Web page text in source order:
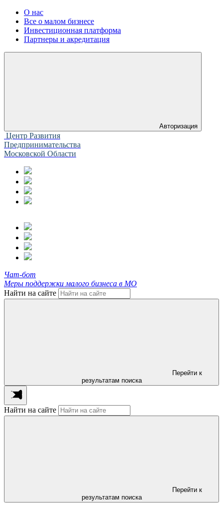
О нас
Все о малом бизнесе
Инвестиционная платформа
Партнеры и акредитация
Авторизация
Центр Развития
Предпринимательства
Московской Области
Чат-бот
Меры поддержки малого бизнеса в МО
Найти на сайте
Перейти к
результатам поиска
Найти на сайте
Перейти к
результатам поиска